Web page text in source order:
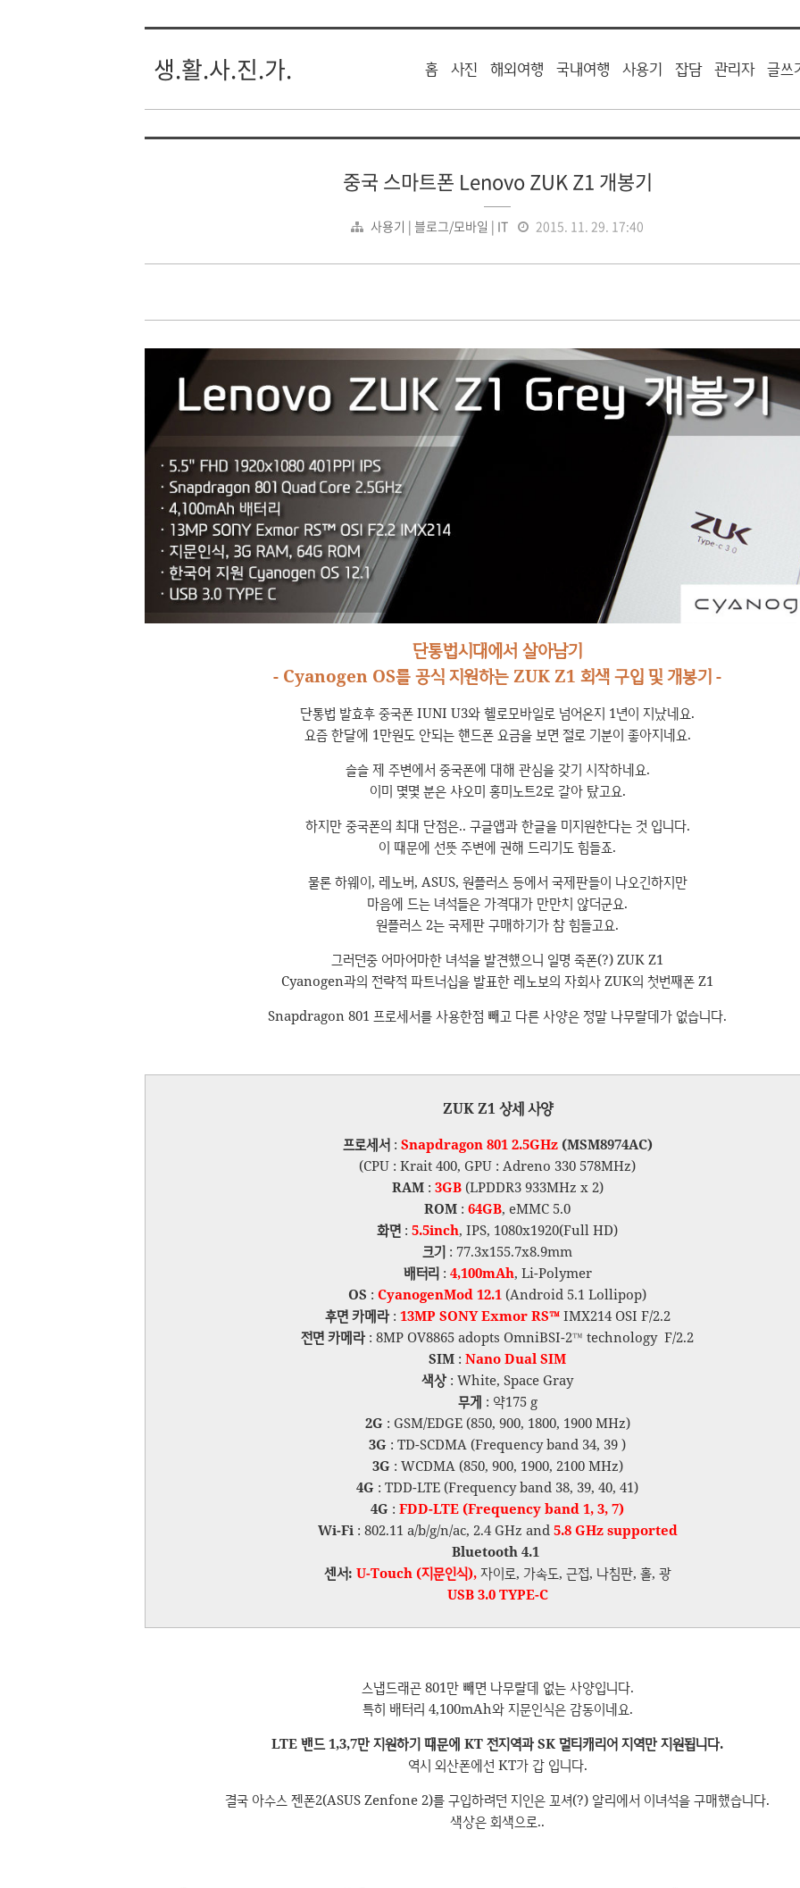
생.활.사.진.가. 홈 사진 해외여행 국내여행 사용기 잡담 관리자 글쓰
중국 스마트폰 Lenovo ZUK Z1 개봉기
사용기 | 블로그/모바일 | IT 2015. 11. 29. 17:40
단통법시대에서 살아남기
- Cyanogen OS를 공식 지원하는 ZUK Z1 회색 구입 및 개봉기 -
단통법 발효후 중국폰 IUNI U3와 헬로모바일로 넘어온지 1년이 지났네요.
요즘 한달에 1만원도 안되는 핸드폰 요금을 보면 절로 기분이 좋아지네요.
슬슬 제 주변에서 중국폰에 대해 관심을 갖기 시작하네요.
이미 몇몇 분은 샤오미 홍미노트2로 갈아 탔고요.
하지만 중국폰의 최대 단점은.. 구글앱과 한글을 미지원한다는 것 입니다.
이 때문에 선뜻 주변에 권해 드리기도 힘들죠.
물론 하웨이, 레노버, ASUS, 원플러스 등에서 국제판들이 나오긴하지만
마음에 드는 녀석들은 가격대가 만만치 않더군요.
원플러스 2는 국제판 구매하기가 참 힘들고요.
그러던중 어마어마한 녀석을 발견했으니 일명 죽폰(?) ZUK Z1
Cyanogen과의 전략적 파트너십을 발표한 레노보의 자회사 ZUK의 첫번째폰 Z1
Snapdragon 801 프로세서를 사용한점 빼고 다른 사양은 정말 나무랄데가 없습니다.
ZUK Z1 상세 사양
프로세서: Snapdragon 801 2.5GHz (MSM8974AC)
(CPU : Krait 400, GPU : Adreno 330 578MHz)
RAM: 3GB(LPDDR3 933MHz x 2)
ROM : 64GB, eMMC 5.0
화면 : 5.5inch, IPS, 1080x1920(Full HD)
크기 : 77.3x155.7x8.9mm
배터리: 4,100mAh, Li-Polymer
OS : CyanogenMod 12.1 (Android 5.1 Lollipop)
후면 카메라 : 13MP SONY Exmor RS™IMX214 OSI F/2.2
전면 카메라: 8MP OV8865 adopts OmniBSI-2™ technology F/2.2
SIM : Nano Dual SIM
색상: White, Space Gray
무게 : 약175 g
2G : GSM/EDGE (850, 900, 1800, 1900 MHz)
3G : TD-SCDMA (Frequency band 34, 39 )
3G : WCDMA (850, 900, 1900, 2100 MHz)
4G : TDD-LTE (Frequency band 38, 39, 40, 41)
4G : FDD-LTE (Frequency band 1, 3, 7)
Wi-Fi : 802.11 a/b/g/n/ac, 2.4 GHz and 5.8 GHz supported
Bluetooth 4.1
센서: U-Touch (지문인식), 자이로, 가속도, 근접, 나침판, 홀, 광
USB 3.0 TYPE-C
스냅드래곤 801만 빼면 나무랄데 없는 사양입니다.
특히 배터리 4,100mAh와 지문인식은 감동이네요.
LTE 밴드 1,3,7만 지원하기 때문에 KT 전지역과 SK 멀티캐리어 지역만 지원됩니다.
역시 외산폰에선 KT가 갑 입니다.
결국 아수스 젠폰2(ASUS Zenfone 2)를 구입하려던 지인은 꼬셔(?) 알리에서 이녀석을 구매했습니다.
색상은 회색으로..